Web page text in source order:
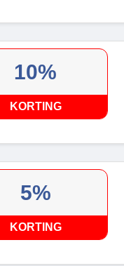
10%
KORTING
5%
KORTING